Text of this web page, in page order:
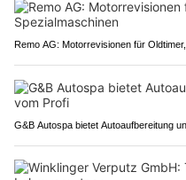
Remo AG: Motorrevisionen für
G&B Autospa bietet Autoaufbereitung